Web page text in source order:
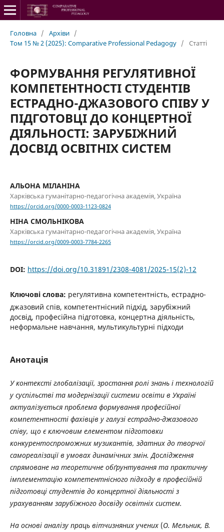
Головна / Архіви /
Том 15 № 2 (2025): Comparative Professional Pedagogy / Статті
ФОРМУВАННЯ РЕГУЛЯТИВНОЇ
КОМПЕТЕНТНОСТІ СТУДЕНТІВ
ЕСТРАДНО-ДЖАЗОВОГО СПІВУ У
ПІДГОТОВЦІ ДО КОНЦЕРТНОЇ
ДІЯЛЬНОСТІ: ЗАРУБІЖНИЙ
ДОСВІД ОСВІТНІХ СИСТЕМ
АЛЬОНА МІЛАНІНА
Харківська гуманітарно-педагогічна академія, Україна
https://orcid.org/0000-0003-1123-0824
НІНА СМОЛЬНІКОВА
Харківська гуманітарно-педагогічна академія, Україна
https://orcid.org/0009-0003-7784-2265
DOI: https://doi.org/10.31891/2308-4081/2025-15(2)-12
Ключові слова: регулятивна компетентність, естрадно-
джазовий спів, компетентнісний підхід, зарубіжний
досвід, професійна підготовка, концертна діяльність,
неформальне навчання, мультикультурні підходи
Анотація
У контексті глобалізації, зростання ролі знань і технологій
у суспільстві та модернізації системи освіти в Україні
актуалізується проблема формування професійної
компетентності фахівців у галузі естрадно-джазового
співу, що є ключовим елементом підготовки
конкурентоспроможних музикантів, здатних до творчої
самореалізації в умовах динамічних змін. Дослідження
спрямоване на теоретичне обґрунтування та практичну
імплементацію компетентнісного підходу в професійній
підготовці студентів до концертної діяльності з
урахуванням зарубіжного досвіду освітніх систем.
На основі аналізу праць вітчизняних учених (О. Мельник, В.